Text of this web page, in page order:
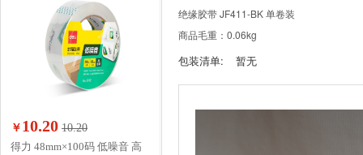
￥ 10.20 10.20
得力 48mm×100码 低噪音 高
绝缘胶带 JF411-BK 单卷装
商品毛重：0.06kg
包装清单: 暂无